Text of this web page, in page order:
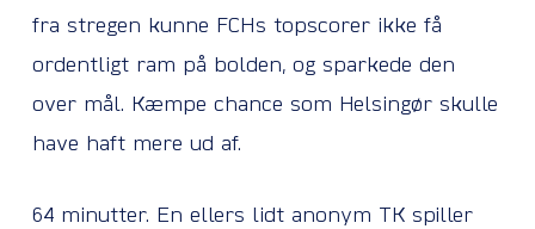
fra stregen kunne FCHs topscorer ikke få
ordentligt ram på bolden, og sparkede den
over mål. Kæmpe chance som Helsingør skulle
have haft mere ud af.
64 minutter. En ellers lidt anonym TK spiller